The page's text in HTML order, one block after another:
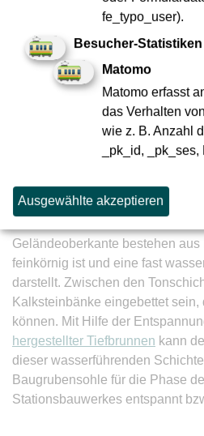
Güterplatz voran: Hier wurden in
die planmäßigen Bohrungen für
innerhalb der bereits hergestellten
Baugrubenumschließung
Ende September 2020
Baufirma mehr als 100 etwa 60
Lanzen hergestellt.
Die Entspannungslanzen sind
Station Güterplatz ab Ende 2021
Geländeoberkante bestehen aus
feinkörnig ist und eine fast
darstellt. Zwischen den
Kalksteinbänke eingebettet
können. Mit Hilfe der
hergestellter Tiefbrunnen kann
dieser wasserführenden
Baugrubensohle für die Phase
Stationsbauwerkes entspannt
fe_typo_user).
Besucher-Statistiken
Matomo
Matomo erfasst
das Verhalten
wie z. B. Anzahl
_pk_id,
Ausgewählte akzeptieren